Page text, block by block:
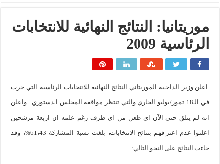
موريتانيا: النتائج النهائية للانتخابات
الرئاسية 2009
اعلن وزير الداخلية الموريتاني النتائج النهائية للانتخابات الرئاسية التي جرت
في الـ18 تموز/يوليو الجاري والتي تنتظر مواقفة المجلس الدستوري. واعلن
انه لم يتلق حتى الآن اي طعن من اي طرف رغم علمه ان اربعة مرشحين
اعلنوا عدم اعترافهم بنتائح الانتخابات، بلغت نسبة المشاركة 61،43%، وقد
جاءت النتائج على النحو التالي: